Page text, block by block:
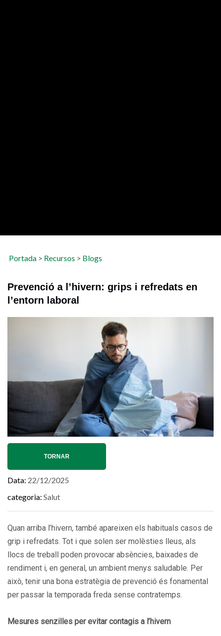
Portada> Recursos > Blogs
Prevenció a l’hivern: grips i refredats en
l’entorn laboral
TORNAR
Data 22/12/2025
categoria Salut
Quan arriba l’hivern, també apareixen els habituals casos de
grip i refredats. Tot i que solen ser molèsties lleus, als
llocs de treball poden provocar absències, baixades de
rendiment i, en general, un ambient menys saludable. Per
això, tenir una bona estratègia de prevenció és fonamental
per passar la temporada freda sense contratemps.
Mesures senzilles per evitar contagis a l’hivern